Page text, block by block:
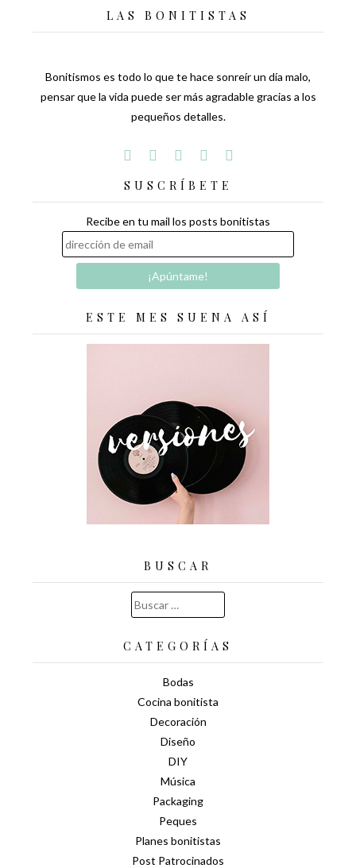
LAS BONITISTAS
Bonitismos es todo lo que te hace sonreír un día malo,
pensar que la vida puede ser más agradable gracias a los
pequeños detalles.
SUSCRÍBETE
Recibe en tu mail los posts bonitistas
ESTE MES SUENA ASÍ
BUSCAR
Buscar:
CATEGORÍAS
Bodas
Cocina bonitista
Decoración
Diseño
DIY
Música
Packaging
Peques
Planes bonitistas
Post Patrocinados